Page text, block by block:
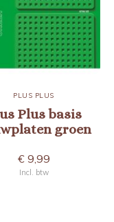
PLUS PLUS
Plus basis
groen
€ 9,99
Incl. btw